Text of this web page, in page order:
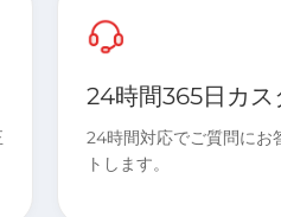
24時間365日カス
24時間対応でご質問にお
トします。